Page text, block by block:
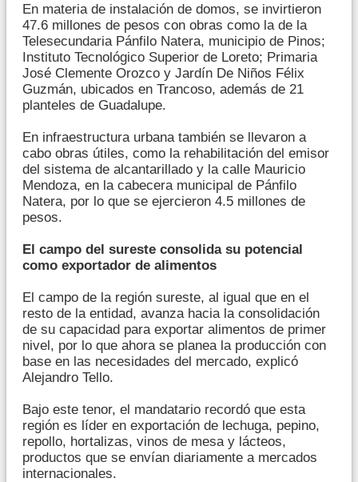
En materia de instalación de domos, se invirtieron
47.6 millones de pesos con obras como la de la
Telesecundaria Pánfilo Natera, municipio de Pinos;
Instituto Tecnológico Superior de Loreto; Primaria
José Clemente Orozco y Jardín De Niños Félix
Guzmán, ubicados en Trancoso, además de 21
planteles de Guadalupe.
En infraestructura urbana también se llevaron a
cabo obras útiles, como la rehabilitación del emisor
del sistema de alcantarillado y la calle Mauricio
Mendoza, en la cabecera municipal de Pánfilo
Natera, por lo que se ejercieron 4.5 millones de
pesos.
El campo del sureste consolida su potencial
como exportador de alimentos
El campo de la región sureste, al igual que en el
resto de la entidad, avanza hacia la consolidación
de su capacidad para exportar alimentos de primer
nivel, por lo que ahora se planea la producción con
base en las necesidades del mercado, explicó
Alejandro Tello.
Bajo este tenor, el mandatario recordó que esta
región es líder en exportación de lechuga, pepino,
repollo, hortalizas, vinos de mesa y lácteos,
productos que se envían diariamente a mercados
internacionales.